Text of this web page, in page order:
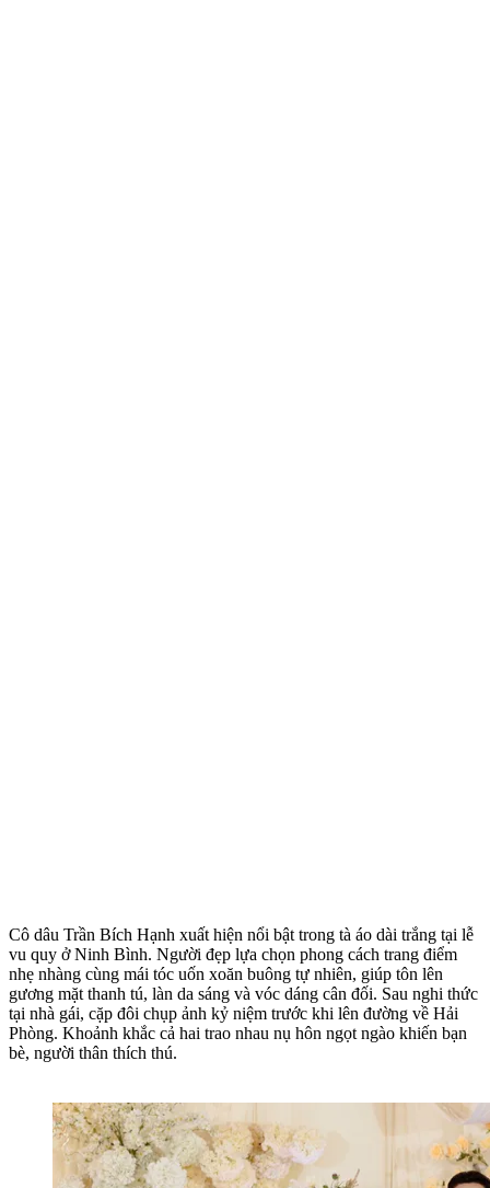
Cô dâu Trần Bích Hạnh xuất hiện nổi bật trong tà áo dài trắng tại lễ
vu quy ở Ninh Bình. Người đẹp lựa chọn phong cách trang điểm
nhẹ nhàng cùng mái tóc uốn xoăn buông tự nhiên, giúp tôn lên
gương mặt thanh tú, làn da sáng và vóc dáng cân đối. Sau nghi thức
tại nhà gái, cặp đôi chụp ảnh kỷ niệm trước khi lên đường về Hải
Phòng. Khoảnh khắc cả hai trao nhau nụ hôn ngọt ngào khiến bạn
bè, người thân thích thú.